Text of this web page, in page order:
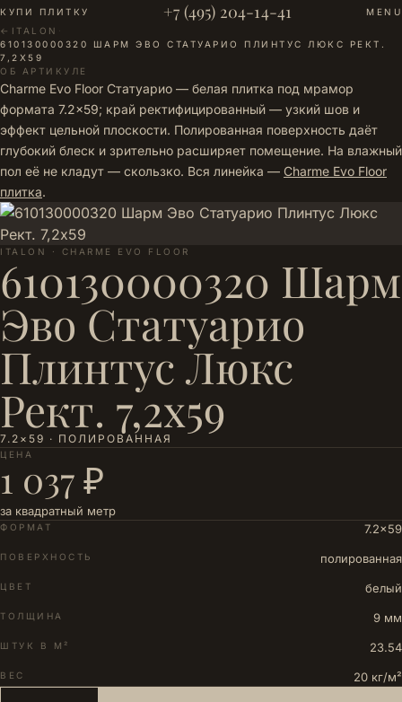
КУПИ ПЛИТКУ +7 (495) 204-14-41
MENU
← ITALON ·
610130000320 ШАРМ ЭВО СТАТУАРИО ПЛИНТУС ЛЮКС РЕКТ.
7,2Х59
ОБ АРТИКУЛЕ
Charme Evo Floor Статуарио — белая плитка под мрамор
формата 7.2×59; край ректифицированный — узкий шов и
эффект цельной плоскости. Полированная поверхность даёт
глубокий блеск и зрительно расширяет помещение. На влажный
пол её не кладут — скользко. Вся линейка — Charme Evo Floor
плитка.
ITALON · CHARME EVO FLOOR
610130000320 Шарм
Эво Статуарио
Плинтус Люкс
Рект. 7,2х59
7.2×59 · ПОЛИРОВАННАЯ
ЦЕНА
1 037 ₽
за квадратный метр
ФОРМАТ 7.2×59
ПОВЕРХНОСТЬ полированная
ЦВЕТ белый
ТОЛЩИНА 9 мм
ШТУК В М² 23.54
ВЕС 20 кг/м²